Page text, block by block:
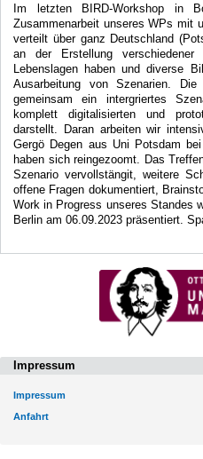
Im letzten BIRD-Workshop in
Zusammenarbeit unseres WPs mit
verteilt über ganz Deutschland
an der Erstellung verschiedener
Lebenslagen haben und diverse
Ausarbeitung von Szenarien.
gemeinsam ein intergriertes
komplett digitalisierten und
darstellt. Daran arbeiten wir
Gergö Degen aus Uni Potsdam
haben sich reingezoomt. Das
Szenario vervollstängit, weitere
offene Fragen dokumentiert,
Work in Progress unseres Standes
Berlin am 06.09.2023 präsentiert.
Impressum
Impressum
Anfahrt